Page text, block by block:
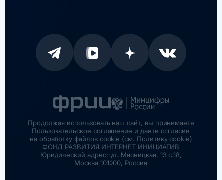
Продолжая использовать наш сайт, вы принимаете
Пользовательское соглашение и даете согласие
на обработку файлов cookie (см. Политику cookie)
ФОНД РАЗВИТИЯ ИНТЕРНЕТ ИНИЦИАТИВ
Юридический адрес: ул. Мясницкая, 13 с.18,
Москва 101000, Россия